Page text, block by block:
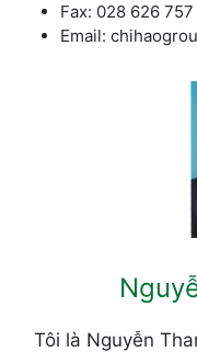
Fax: 028 626
Email:
Tôi là Nguyễn